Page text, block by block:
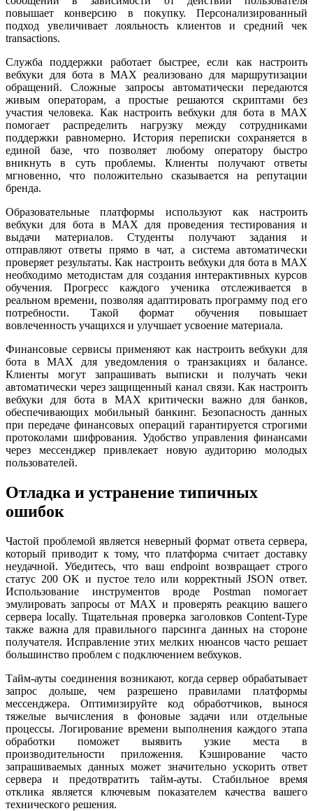
повышает конверсию в покупку. Персонализированный
подход увеличивает лояльность клиентов и средний чек
transactions.
Служба поддержки работает быстрее, если как настроить
вебхуки для бота в MAX реализовано для маршрутизации
обращений. Сложные запросы автоматически передаются
живым операторам, а простые решаются скриптами без
участия человека. Как настроить вебхуки для бота в MAX
помогает распределить нагрузку между сотрудниками
поддержки равномерно. История переписки сохраняется в
единой базе, что позволяет любому оператору быстро
вникнуть в суть проблемы. Клиенты получают ответы
мгновенно, что положительно сказывается на репутации
бренда.
Образовательные платформы используют как настроить
вебхуки для бота в MAX для проведения тестирования и
выдачи материалов. Студенты получают задания и
отправляют ответы прямо в чат, а система автоматически
проверяет результаты. Как настроить вебхуки для бота в MAX
необходимо методистам для создания интерактивных курсов
обучения. Прогресс каждого ученика отслеживается в
реальном времени, позволяя адаптировать программу под его
потребности. Такой формат обучения повышает
вовлеченность учащихся и улучшает усвоение материала.
Финансовые сервисы применяют как настроить вебхуки для
бота в MAX для уведомления о транзакциях и балансе.
Клиенты могут запрашивать выписки и получать чеки
автоматически через защищенный канал связи. Как настроить
вебхуки для бота в MAX критически важно для банков,
обеспечивающих мобильный банкинг. Безопасность данных
при передаче финансовых операций гарантируется строгими
протоколами шифрования. Удобство управления финансами
через мессенджер привлекает новую аудиторию молодых
пользователей.
Отладка и устранение типичных
ошибок
Частой проблемой является неверный формат ответа сервера,
который приводит к тому, что платформа считает доставку
неудачной. Убедитесь, что ваш endpoint возвращает строго
статус 200 OK и пустое тело или корректный JSON ответ.
Использование инструментов вроде Postman помогает
эмулировать запросы от MAX и проверять реакцию вашего
сервера locally. Тщательная проверка заголовков Content-Type
также важна для правильного парсинга данных на стороне
получателя. Исправление этих мелких нюансов часто решает
большинство проблем с подключением вебхуков.
Тайм-ауты соединения возникают, когда сервер обрабатывает
запрос дольше, чем разрешено правилами платформы
мессенджера. Оптимизируйте код обработчиков, вынося
тяжелые вычисления в фоновые задачи или отдельные
процессы. Логирование времени выполнения каждого этапа
обработки поможет выявить узкие места в
производительности приложения. Кэширование часто
запрашиваемых данных может значительно ускорить ответ
сервера и предотвратить тайм-ауты. Стабильное время
отклика является ключевым показателем качества вашего
технического решения.